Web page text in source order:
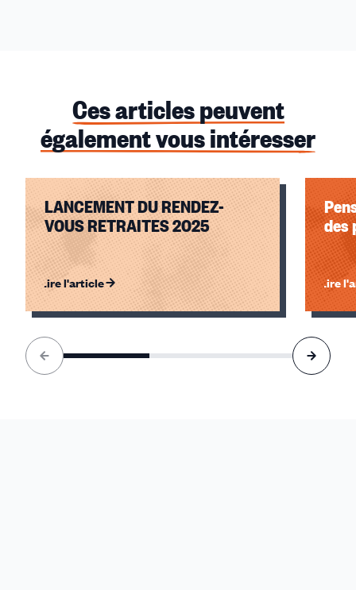
Ces articles peuvent
également vous intéresser
LANCEMENT DU RENDEZ-
VOUS RETRAITES 2025
Lire l'article
des
Lire